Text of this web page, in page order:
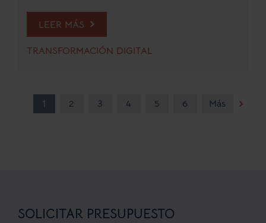
LEER MÁS
TRANSFORMACIÓN DIGITAL
1 2 3 4 5 6 Más
SOLICITAR PRESUPUESTO